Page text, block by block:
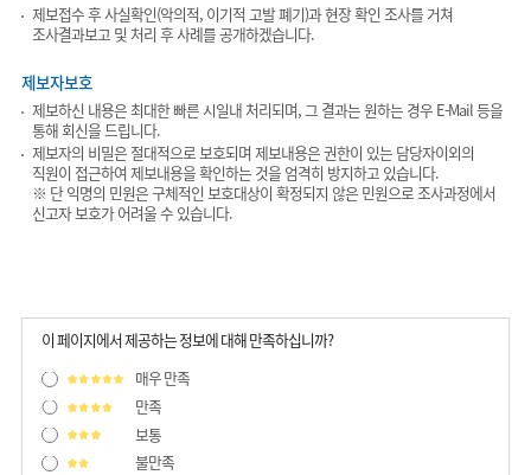
제보접수 후 사실확인(악의적, 이기적 고발 폐기)과 현장 확인 조사를 거쳐
조사결과보고 및 처리 후 사례를 공개하겠습니다.
제보자보호
제보하신 내용은 최대한 빠른 시일내 처리되며, 그 결과는 원하는 경우 E-Mail 등을
통해 회신을 드립니다.
제보자의 비밀은 절대적으로 보호되며 제보내용은 권한이 있는 담당자이외의
직원이 접근하여 제보내용을 확인하는 것을 엄격히 방지하고 있습니다.
※ 단 익명의 민원은 구체적인 보호대상이 확정되지 않은 민원으로 조사과정에서
신고자 보호가 어려울 수 있습니다.
이 페이지에서 제공하는 정보에 대해 만족하십니까?
매우 만족
만족
보통
불만족